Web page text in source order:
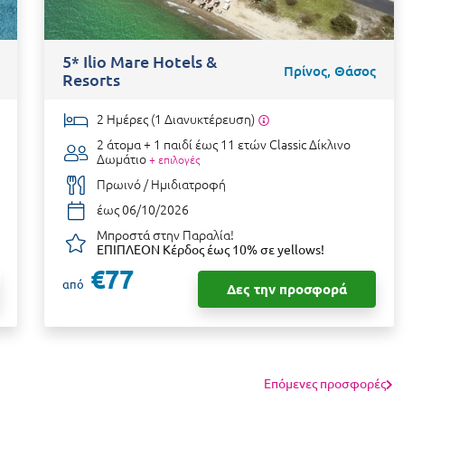
5* Ilio Mare Hotels &
Resorts
Πρίνος, Θάσος
2 Ημέρες (1 Διανυκτέρευση)
2 άτομα + 1 παιδί έως 11 ετών Classic Δίκλινο
Δωμάτιο + επιλογές
Πρωινό / Ημιδιατροφή
έως 06/10/2026
Μπροστά στην Παραλία!
ΕΠΙΠΛΕΟΝ Κέρδος έως 10% σε yellows!
από €77 Δες την προσφορά
Επόμενες προσφορές